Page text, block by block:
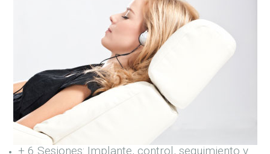
+ 6 Sesiones: Implante, control, seguimiento y